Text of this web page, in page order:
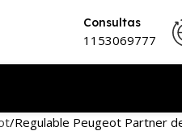
Consultas
1153069777
Regulable Peugeot Partner